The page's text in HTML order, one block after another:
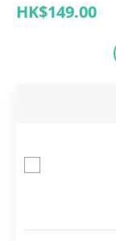
HK$149.00